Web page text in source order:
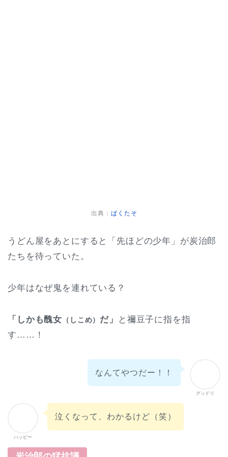
出典： ぱくたそ
うどん屋をあとにすると「先ほどの少年」が炭治郎
たちを待っていた。
少年はなぜ鬼を連れている？
「しかも醜女 （しこめ） だ」
と禰豆子に指を指
す……！
グッドリ
なんてやつだー！！
ハッピー
泣くなって、わかるけど（笑）